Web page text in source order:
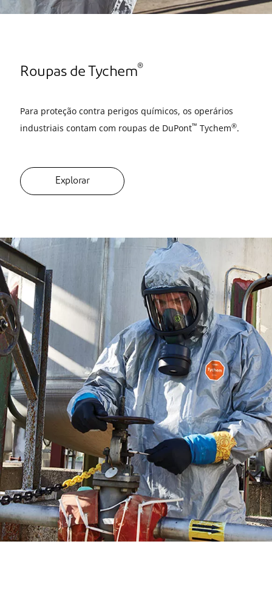
Roupas de Tychem®
Para proteção contra perigos químicos, os operários
industriais contam com roupas de DuPont™ Tychem®.
Explorar